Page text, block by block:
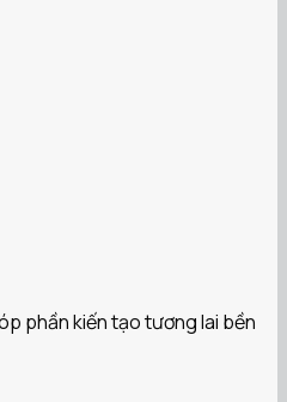
phần kiến tạo tương lai bền